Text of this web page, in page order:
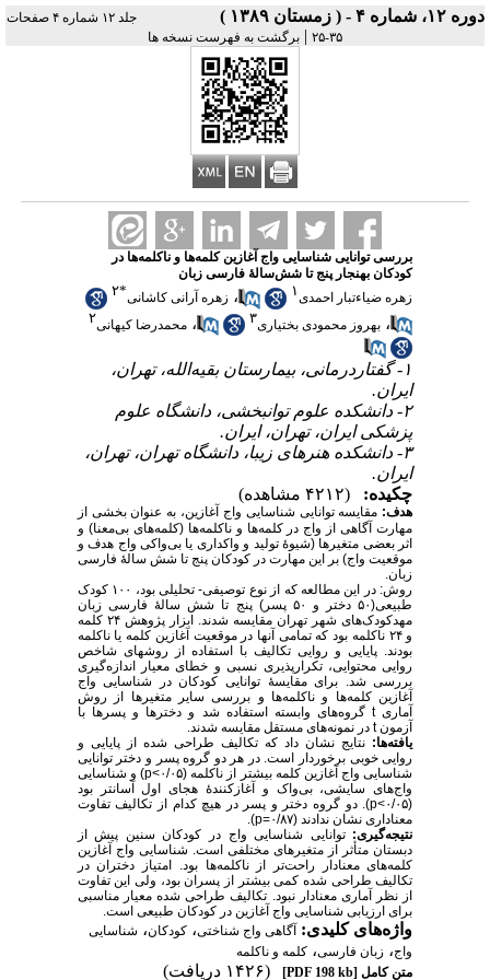
دوره ۱۲، شماره ۴ - ( زمستان ۱۳۸۹ )
جلد ۱۲ شماره ۴ صفحات
۳۵-۲۵
| برگشت به فهرست نسخه ها
بررسی توانایی شناسایی واج آغازین کلمه‌ها و ناکلمه‌ها در
کودکان بهنجار پنج تا شش‌سالۀ فارسی زبان
زهره ضیاءتبار احمدی۱ ، زهره آرانی کاشانی*۲
، بهروز محمودی بختیاری۳ ، محمدرضا کیهانی۲
۱- گفتاردرمانی، بیمارستان بقیه‌الله، تهران،
ایران.
۲- دانشکده علوم توانبخشی، دانشگاه علوم
پزشکی ایران، تهران، ایران.
۳- دانشکده هنرهای زیبا، دانشگاه تهران، تهران،
ایران.
چکیده:
(۴۲۱۲ مشاهده)
هدف: مقایسه توانایی شناسایی واج آغازین، به عنوان بخشی از
مهارت آگاهی از واج در کلمه‌ها و ناکلمه‌ها (کلمه‌های بی‌معنا) و
اثر بعضی متغیرها (شیوۀ تولید و واک­داری یا بی‌واکی واج هدف و
موقعیت واج) بر این مهارت در کودکان پنج تا شش سالۀ فارسی
زبان.
روش: در این مطالعه که از نوع توصیفی- تحلیلی بود، ۱۰۰ کودک
طبیعی(۵۰ دختر و ۵۰ پسر) پنج تا شش سالۀ فارسی زبان
مهدکودک‌های شهر تهران مقایسه شدند. ابزار پ‍‍‍ژوهش ۲۴ کلمه
و ۲۴ ناکلمه بود که تمامی آنها در موقعیت آغازین کلمه یا ناکلمه
بودند. پایایی و روایی تکالیف با استفاده از روش­های شاخص
روایی محتوایی، تکرارپذیری نسبی و خطای معیار اندازه‌گیری
بررسی شد. برای مقایسۀ توانایی کودکان در شناسایی واج
آغازین کلمه‌ها و ناکلمه‌ها و بررسی سایر متغیرها از روش
آماریtگروه‌های وابسته استفاده شد و دخترها و پسرها با
آزمونtدر نمونه‌های مستقل مقایسه شدند.
یافته‌ها: نتایج نشان داد که تکالیف طراحی شده از پایایی و
روایی خوبی برخوردار است. در هر دو گروه پسر و دختر توانایی
شناسایی واج آغازین کلمه بیشتر از ناکلمه (۰/۰۵
p<) و شناسایی
واج‌های سایشی، بی‌واک و آغازکنندۀ هجای اول آسان­تر بود
(۰/۰۵
p<
). دو گروه دختر و پسر در هیچ کدام از تکالیف تفاوت
معناداری نشان ندادند (p=۰/۸۷).
نتیجه‌گیری: توانایی شناسایی واج در کودکان سنین پیش از
دبستان متأثر از متغیرهای مختلفی است. شناسایی واج آغازین
کلمه‌های معنادار راحت‌تر از ناکلمه‌ها بود. امتیاز دختران در
تکالیف طراحی شده کمی بیشتر از پسران بود، ولی این تفاوت
از نظر آماری معنادار نبود. تکالیف طراحی شده معیار مناسبی
برای ارزیابی شناسایی واج آغازین در کودکان طبیعی است.
واژه‌های کلیدی:آگاهی واج شناختی، کودکان، شناسایی
واج، زبان فارسی، کلمه و ناکلمه
متن کامل [PDF 198 kb] (۱۴۲۶ دریافت)